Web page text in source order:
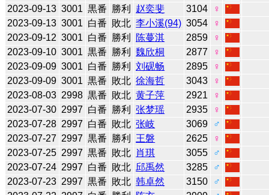
2023-09-13 3001 黒番 勝利 赵奕斐 3104
♀
2023-09-13 3001 白番 敗北 李小溪(94) 3054
♀
2023-09-12 3001 白番 勝利 陈蔓淇 2859
♀
2023-09-10 3001 黒番 勝利 魏欣桐 2877
♀
2023-09-09 3001 白番 勝利 刘砚畅 2895
♀
2023-09-09 3001 黒番 敗北 徐海哲 3043
♀
2023-08-03 2998 黒番 敗北 黄子萍 2921
♀
2023-07-30 2997 白番 勝利 张梦瑶 2935
♀
2023-07-28 2997 白番 敗北 张岐 3069
♂
2023-07-27 2997 黒番 勝利 王磐 2625
♀
2023-07-25 2997 黒番 敗北 肖琪 3055
♂
2023-07-24 2997 白番 敗北 邱禹然 3285
♂
2023-07-23 2997 黒番 敗北 韩卓然 3150
♂